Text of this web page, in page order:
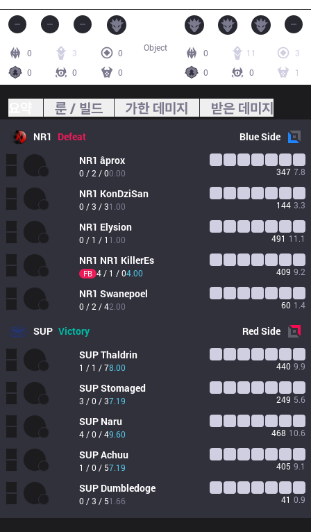
0 3
0
0
0 0
0 11
3
0
0 1
Object
룬 / 빌드 가한 데미지 받은 데미지
NR1 Defeat BlueSide
NR1 âprox
0 / 2 / 00.00 347 7.8
NR1 KonDziSan
0 / 3 / 31.00 144 3.3
NR1 Elysion
0 / 1 / 1 1.00 491 11.1
NR1 NR1 KillerEs
FB 4 / 1 / 04.00 409 9.2
NR1 Swanepoel
0 / 2 / 42.00 60 1.4
SUP Victory RedSide
SUPThaldrin
1 / 1 / 78.00 440 9.9
SUPStomaged
3 / 0 / 37.19 249 5.6
SUP Naru
4 / 0 / 49.60 468 10.6
SUPAchuu
1 / 0 / 57.19 405 9.1
SUP Dumbledoge
0 / 3 / 51.66 41 0.9